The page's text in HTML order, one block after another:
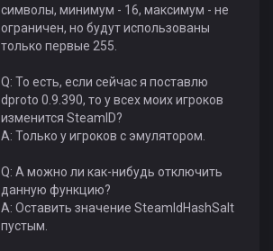
символы, минимум - 16, максимум - не
ограничен, но будут использованы
только первые 255.
Q: То есть, если сейчас я поставлю
dproto 0.9.390, то у всех моих игроков
изменится SteamID?
A: Только у игроков с эмулятором.
Q: А можно ли как-нибудь отключить
данную функцию?
A: Оставить значение SteamIdHashSalt
пустым.